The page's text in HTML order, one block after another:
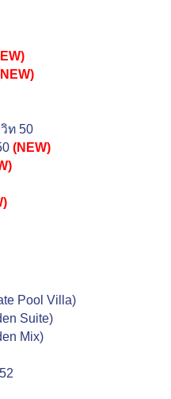
ท 50
(NEW)
Pool Villa)
Suite)
Mix)